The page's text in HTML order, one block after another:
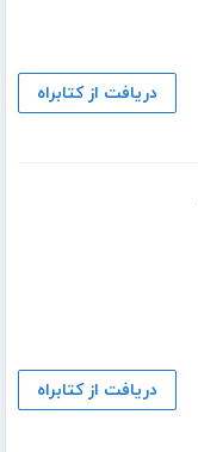
دریافت از کتابراه
دریافت از کتابراه